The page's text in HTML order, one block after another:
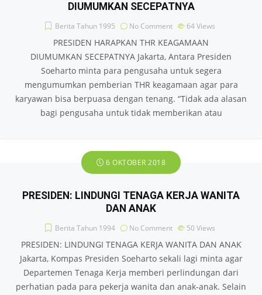
DIUMUMKAN SECEPATNYA
Berita Tahun 1995 No Comment 64Views
PRESIDEN HARAPKAN THR KEAGAMAAN
DIUMUMKAN SECEPATNYA Jakarta, Antara Presiden
Soeharto minta para pengusaha untuk segera
mengumumkan pemberian THR keagamaan agar para
karyawan bisa berpuasa dengan tenang. “Tidak ada alasan
bagi pengusaha untuk tidak memberikan atau
6 OKTOBER 2018
PRESIDEN: LINDUNGI TENAGA KERJA WANITA
DAN ANAK
Berita Tahun 1994 No Comment 50 Views
PRESIDEN: LINDUNGI TENAGA KERJA WANITA DAN ANAK
Jakarta, Kompas Presiden Soeharto sekali lagi minta agar
Departemen Tenaga Kerja memberi perlindungan dari
perhatian pada para pekerja wanita dan anak-anak. Selain